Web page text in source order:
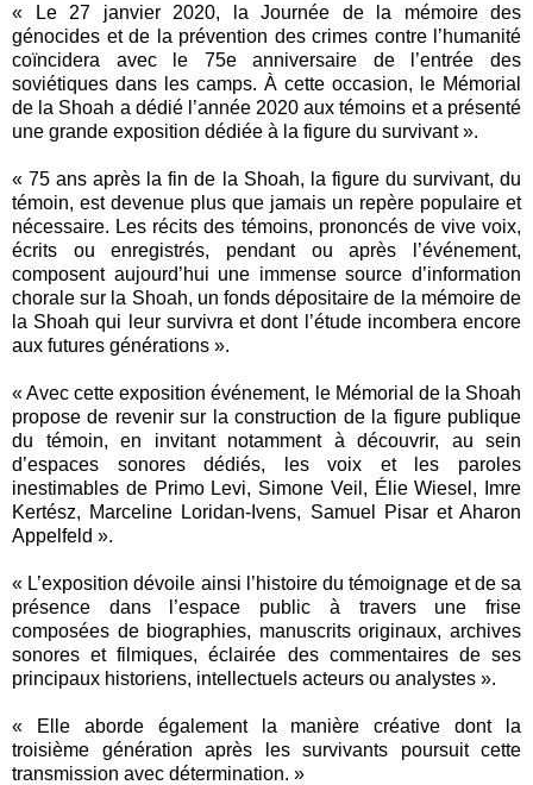
« Le 27 janvier 2020, la Journée de la mémoire des
génocides et de la prévention des crimes contre l’humanité
coïncidera avec le 75e anniversaire de l’entrée des
soviétiques dans les camps. À cette occasion, le Mémorial
de la Shoah a dédié l’année 2020 aux témoins et a présenté
une grande exposition dédiée à la figure du survivant ».
« 75 ans après la fin de la Shoah, la figure du survivant, du
témoin, est devenue plus que jamais un repère populaire et
nécessaire. Les récits des témoins, prononcés de vive voix,
écrits ou enregistrés, pendant ou après l’événement,
composent aujourd’hui une immense source d’information
chorale sur la Shoah, un fonds dépositaire de la mémoire de
la Shoah qui leur survivra et dont l’étude incombera encore
aux futures générations ».
« Avec cette exposition événement, le Mémorial de la Shoah
propose de revenir sur la construction de la figure publique
du témoin, en invitant notamment à découvrir, au sein
d’espaces sonores dédiés, les voix et les paroles
inestimables de Primo Levi, Simone Veil, Élie Wiesel, Imre
Kertész, Marceline Loridan-Ivens, Samuel Pisar et Aharon
Appelfeld ».
« L’exposition dévoile ainsi l’histoire du témoignage et de sa
présence dans l’espace public à travers une frise
composées de biographies, manuscrits originaux, archives
sonores et filmiques, éclairée des commentaires de ses
principaux historiens, intellectuels acteurs ou analystes ».
« Elle aborde également la manière créative dont la
troisième génération après les survivants poursuit cette
transmission avec détermination. »